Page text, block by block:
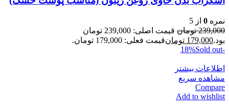
نمره 0 از 5
239,000 تومان
قیمت اصلی: 239,000 تومان
بود.179,000 تومانقیمت فعلی: 179,000 تومان.
-18%
Sold out
اطلاعات بیشتر
مشاهده سریع
Compare
Add to wishlist